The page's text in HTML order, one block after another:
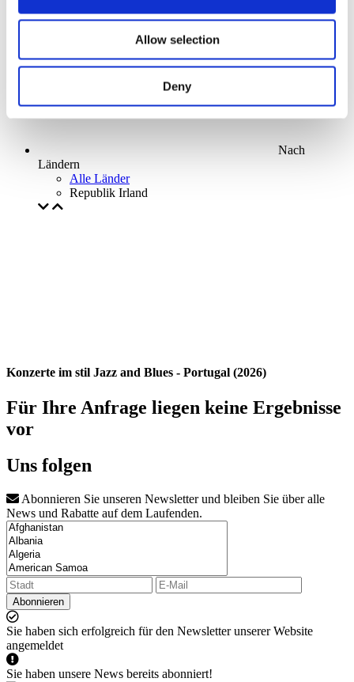
Allow selection
Deny
Anwenden
Nach
Ländern
Alle Länder
Republik Irland
Konzerte im stil Jazz and Blues - Portugal (2026)
Für Ihre Anfrage liegen keine Ergebnisse
vor
Uns folgen
Abonnieren Sie unseren Newsletter und bleiben Sie über alle
News und Rabatte auf dem Laufenden.
Abonnieren
Sie haben sich erfolgreich für den Newsletter unserer Website
angemeldet
Sie haben unsere News bereits abonniert!